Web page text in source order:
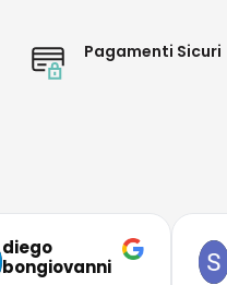
Pagamenti Sicuri
diego
bongiovanni